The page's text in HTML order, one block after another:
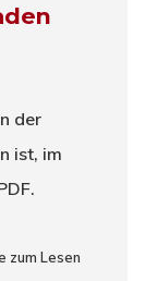
der
ist, im
zum Lesen